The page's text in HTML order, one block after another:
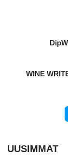
WINE
UUSIMMAT